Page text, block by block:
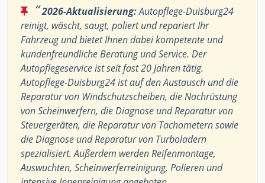
“2026-Aktualisierung:Autopflege-Duisburg24
reinigt, wäscht, saugt, poliert und repariert Ihr
Fahrzeug und bietet Ihnen dabei kompetente und
kundenfreundliche Beratung und Service. Der
Autopflegeservice ist seit fast 20 Jahren tätig.
Autopflege-Duisburg24 ist auf den Austausch und die
Reparatur von Windschutzscheiben, die Nachrüstung
von Scheinwerfern, die Diagnose und Reparatur von
Steuergeräten, die Reparatur von Tachometern sowie
die Diagnose und Reparatur von Turboladern
spezialisiert. Außerdem werden Reifenmontage,
Auswuchten, Scheinwerferreinigung, Polieren und